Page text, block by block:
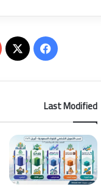
ف
ب
و
ك
Last Modified